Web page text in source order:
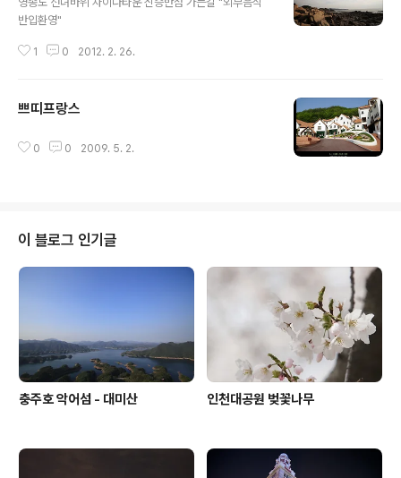
반입환영"
1 0 2012. 2. 26.
쁘띠프랑스
0 0 2009. 5. 2.
이 블로그 인기글
충주호 악어섬 - 대미산 인천대공원 벚꽃나무